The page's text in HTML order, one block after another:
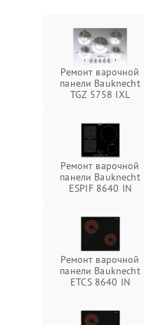
Ремонт варочной
панели Bauknecht
TGZ 5758 IXL
Ремонт варочной
панели Bauknecht
ESPIF 8640 IN
Ремонт варочной
панели Bauknecht
ETCS 8640 IN